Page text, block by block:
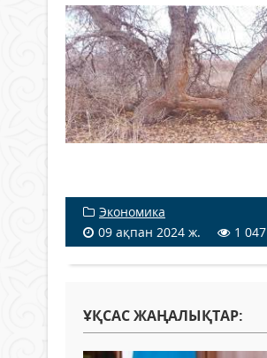
Экономика
09 ақпан 2024 ж.
1 047
ҰҚСАС ЖАҢАЛЫҚТАР: